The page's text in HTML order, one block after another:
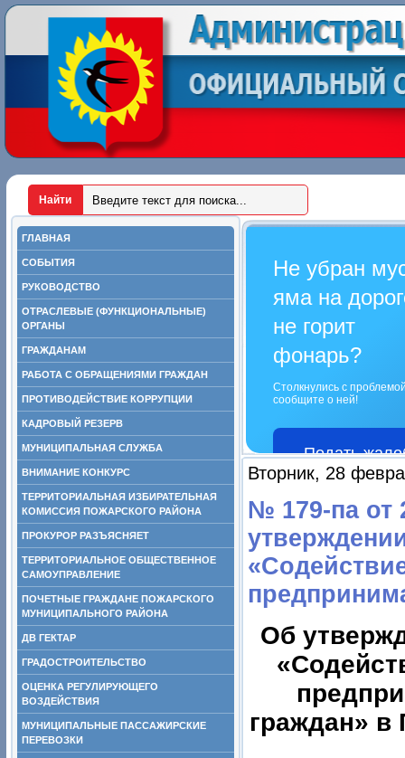
ГЛАВНАЯ
СОБЫТИЯ
РУКОВОДСТВО
ОТРАСЛЕВЫЕ (ФУНКЦИОНАЛЬНЫЕ)
ОРГАНЫ
ГРАЖДАНАМ
РАБОТА С ОБРАЩЕНИЯМИ ГРАЖДАН
ПРОТИВОДЕЙСТВИЕ КОРРУПЦИИ
КАДРОВЫЙ РЕЗЕРВ
МУНИЦИПАЛЬНАЯ СЛУЖБА
ВНИМАНИЕ КОНКУРС
ТЕРРИТОРИАЛЬНАЯ ИЗБИРАТЕЛЬНАЯ
КОМИССИЯ ПОЖАРСКОГО РАЙОНА
ПРОКУРОР РАЗЪЯСНЯЕТ
ТЕРРИТОРИАЛЬНОЕ ОБЩЕСТВЕННОЕ
САМОУПРАВЛЕНИЕ
ПОЧЕТНЫЕ ГРАЖДАНЕ ПОЖАРСКОГО
МУНИЦИПАЛЬНОГО РАЙОНА
ДВ ГЕКТАР
ГРАДОСТРОИТЕЛЬСТВО
ОЦЕНКА РЕГУЛИРУЮЩЕГО
ВОЗДЕЙСТВИЯ
МУНИЦИПАЛЬНЫЕ ПАССАЖИРСКИЕ
ПЕРЕВОЗКИ
Не убран
яма на
не горит
фонарь?
Столкнулись с
сообщите о ней!
Подать
Вторник, 28
№ 179-па от
Об
граждан» в